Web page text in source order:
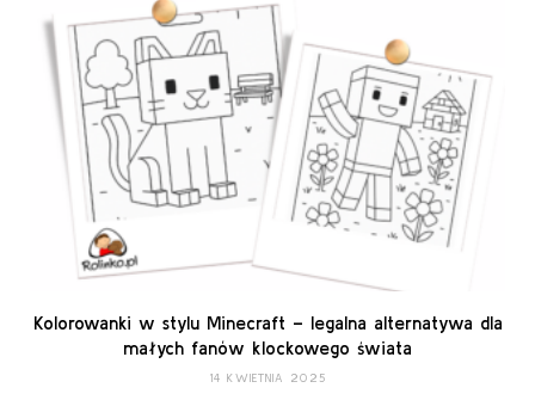
Kolorowanki w stylu Minecraft – legalna alternatywa dla
małych fanów klockowego świata
14 KWIETNIA 2025